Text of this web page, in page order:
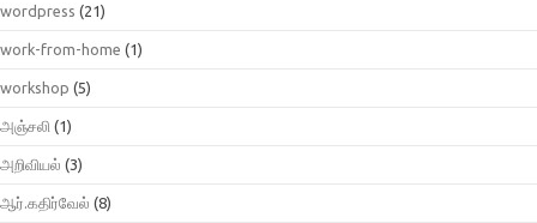
wordpress (21)
work-from-home (1)
workshop (5)
அஞ்சலி (1)
அறிவியல் (3)
ஆர்.கதிர்வேல் (8)